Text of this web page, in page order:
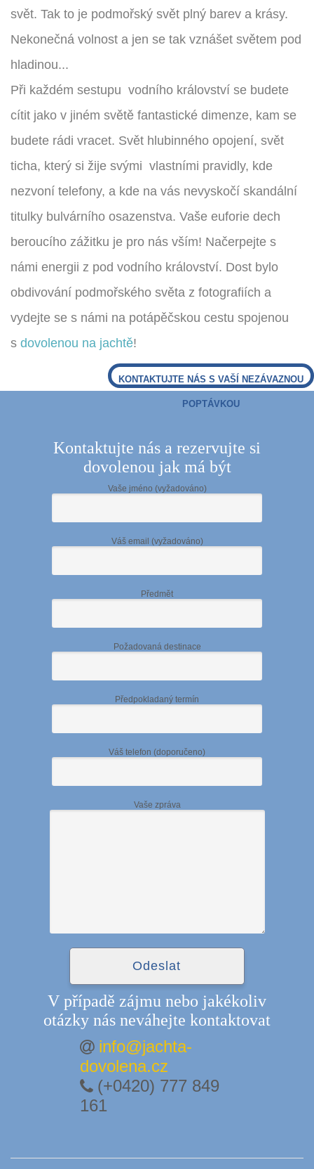
svět. Tak to je podmořský svět plný barev a krásy.
Nekonečná volnost a jen se tak vznášet světem pod
hladinou...
Při každém sestupu vodního království se budete
cítit jako v jiném světě fantastické dimenze, kam se
budete rádi vracet. Svět hlubinného opojení, svět
ticha, který si žije svými vlastními pravidly, kde
nezvoní telefony, a kde na vás nevyskočí skandální
titulky bulvárního osazenstva. Vaše euforie dech
beroucího zážitku je pro nás vším! Načerpejte s
námi energii z pod vodního království. Dost bylo
obdivování podmořského světa z fotografiích a
vydejte se s námi na potápěčskou cestu spojenou
s dovolenou na jachtě!
KONTAKTUJTE NÁS S VAŠÍ NEZÁVAZNOU
POPTÁVKOU
Kontaktujte nás a rezervujte si
dovolenou jak má být
Vaše jméno (vyžadováno)
Váš email (vyžadováno)
Předmět
Požadovaná destinace
Předpokladaný termín
Váš telefon (doporučeno)
Vaše zpráva
V případě zájmu nebo jakékoliv
otázky nás neváhejte kontaktovat
info@jachta-
dovolena.cz
(+0420) 777 849
161